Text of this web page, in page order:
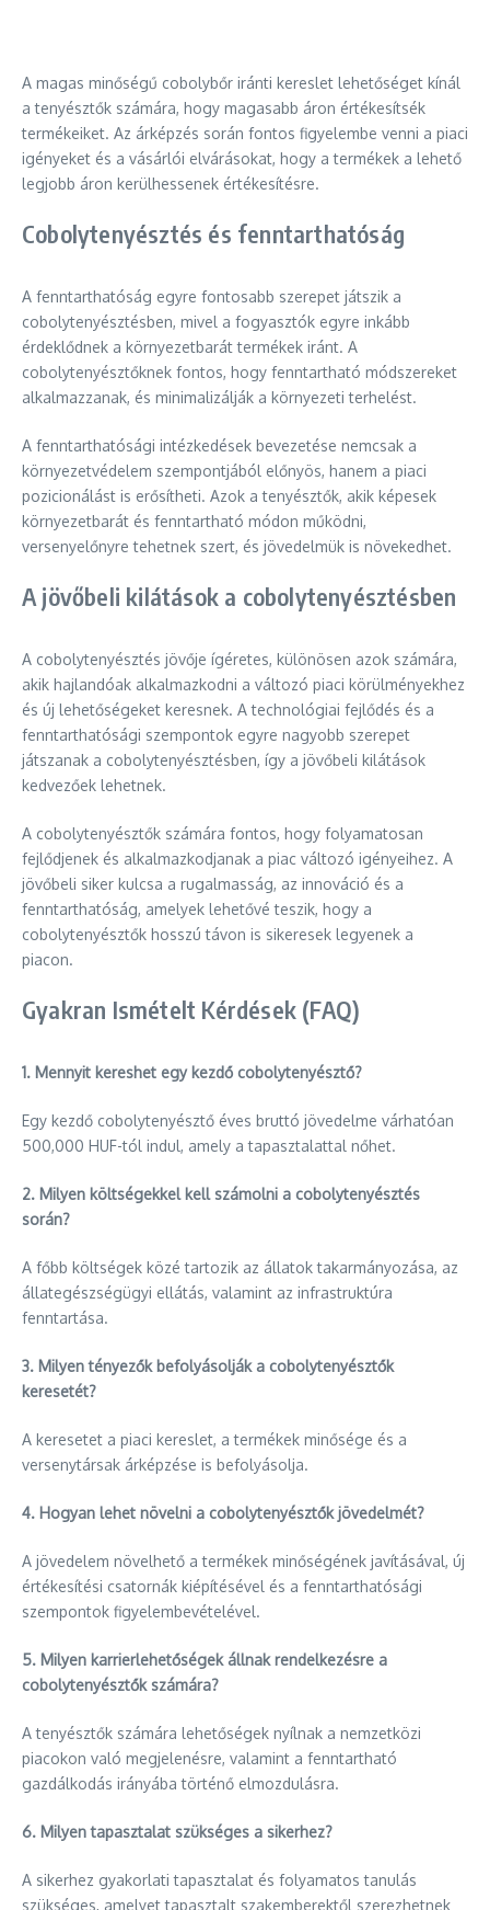
A magas minőségű cobolybőr iránti kereslet lehetőséget kínál
a tenyésztők számára, hogy magasabb áron értékesítsék
termékeiket. Az árképzés során fontos figyelembe venni a piaci
igényeket és a vásárlói elvárásokat, hogy a termékek a lehető
legjobb áron kerülhessenek értékesítésre.
Cobolytenyésztés és fenntarthatóság
A fenntarthatóság egyre fontosabb szerepet játszik a
cobolytenyésztésben, mivel a fogyasztók egyre inkább
érdeklődnek a környezetbarát termékek iránt. A
cobolytenyésztőknek fontos, hogy fenntartható módszereket
alkalmazzanak, és minimalizálják a környezeti terhelést.
A fenntarthatósági intézkedések bevezetése nemcsak a
környezetvédelem szempontjából előnyös, hanem a piaci
pozicionálást is erősítheti. Azok a tenyésztők, akik képesek
környezetbarát és fenntartható módon működni,
versenyelőnyre tehetnek szert, és jövedelmük is növekedhet.
A jövőbeli kilátások a cobolytenyésztésben
A cobolytenyésztés jövője ígéretes, különösen azok számára,
akik hajlandóak alkalmazkodni a változó piaci körülményekhez
és új lehetőségeket keresnek. A technológiai fejlődés és a
fenntarthatósági szempontok egyre nagyobb szerepet
játszanak a cobolytenyésztésben, így a jövőbeli kilátások
kedvezőek lehetnek.
A cobolytenyésztők számára fontos, hogy folyamatosan
fejlődjenek és alkalmazkodjanak a piac változó igényeihez. A
jövőbeli siker kulcsa a rugalmasság, az innováció és a
fenntarthatóság, amelyek lehetővé teszik, hogy a
cobolytenyésztők hosszú távon is sikeresek legyenek a
piacon.
Gyakran Ismételt Kérdések (FAQ)
1. Mennyit kereshet egy kezdő cobolytenyésztő?
Egy kezdő cobolytenyésztő éves bruttó jövedelme várhatóan
500,000 HUF-tól indul, amely a tapasztalattal nőhet.
2. Milyen költségekkel kell számolni a cobolytenyésztés
során?
A főbb költségek közé tartozik az állatok takarmányozása, az
állategészségügyi ellátás, valamint az infrastruktúra
fenntartása.
3. Milyen tényezők befolyásolják a cobolytenyésztők
keresetét?
A keresetet a piaci kereslet, a termékek minősége és a
versenytársak árképzése is befolyásolja.
4. Hogyan lehet növelni a cobolytenyésztők jövedelmét?
A jövedelem növelhető a termékek minőségének javításával, új
értékesítési csatornák kiépítésével és a fenntarthatósági
szempontok figyelembevételével.
5. Milyen karrierlehetőségek állnak rendelkezésre a
cobolytenyésztők számára?
A tenyésztők számára lehetőségek nyílnak a nemzetközi
piacokon való megjelenésre, valamint a fenntartható
gazdálkodás irányába történő elmozdulásra.
6. Milyen tapasztalat szükséges a sikerhez?
A sikerhez gyakorlati tapasztalat és folyamatos tanulás
szükséges, amelyet tapasztalt szakemberektől szerezhetnek